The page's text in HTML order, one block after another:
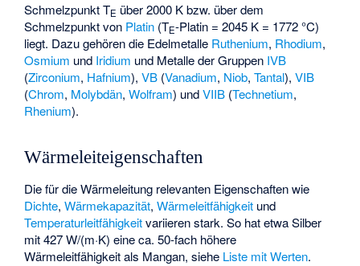
Schmelzpunkt TE über 2000 K bzw. über dem
Schmelzpunkt von Platin (TE-Platin = 2045 K = 1772 °C)
liegt. Dazu gehören die Edelmetalle Ruthenium, Rhodium,
Osmium und Iridium und Metalle der Gruppen IVB
(Zirconium, Hafnium),VB (Vanadium, Niob,Tantal),VIB
(Chrom, Molybdän,Wolfram) undVIIB (Technetium,
Rhenium).
Wärmeleiteigenschaften
Die für die Wärmeleitung relevanten Eigenschaften wie
Dichte,Wärmekapazität,Wärmeleitfähigkeit und
Temperaturleitfähigkeitvariieren stark. So hat etwa Silber
mit 427 W/(m·K) eine ca. 50-fach höhere
Wärmeleitfähigkeit als Mangan, siehe Liste mit Werten.